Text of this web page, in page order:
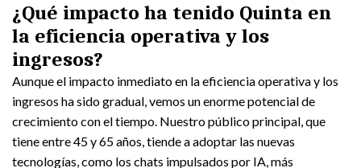
¿Qué impacto ha tenido Quinta en
la eficiencia operativa y los
ingresos?
Aunque el impacto inmediato en la eficiencia operativa y los
ingresos ha sido gradual, vemos un enorme potencial de
crecimiento con el tiempo. Nuestro público principal, que
tiene entre 45 y 65 años, tiende a adoptar las nuevas
tecnologías, como los chats impulsados por IA, más